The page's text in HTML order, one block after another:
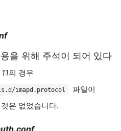
을 위해 주석이 되어 있다
의 경우
imapd.protocol
파일이
은 없었습니다.